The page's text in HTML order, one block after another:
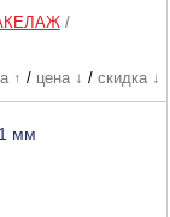
/
↑ / цена ↓ / скидка ↓
мм